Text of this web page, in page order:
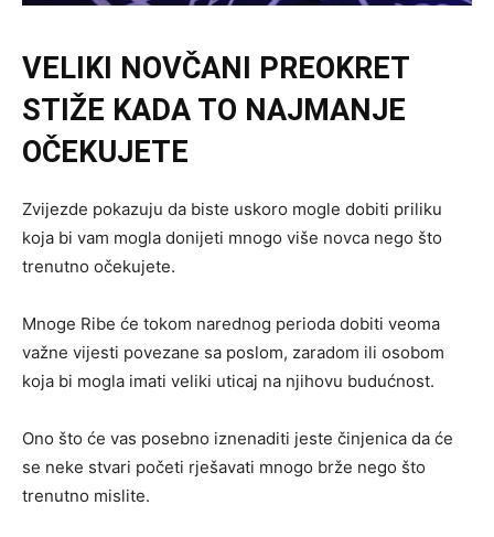
VELIKI NOVČANI PREOKRET
STIŽE KADA TO NAJMANJE
OČEKUJETE
Zvijezde pokazuju da biste uskoro mogle dobiti priliku
koja bi vam mogla donijeti mnogo više novca nego što
trenutno očekujete.
Mnoge Ribe će tokom narednog perioda dobiti veoma
važne vijesti povezane sa poslom, zaradom ili osobom
koja bi mogla imati veliki uticaj na njihovu budućnost.
Ono što će vas posebno iznenaditi jeste činjenica da će
se neke stvari početi rješavati mnogo brže nego što
trenutno mislite.